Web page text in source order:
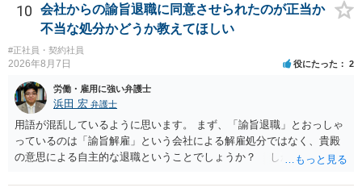
10
会社からの諭旨退職に同意させられたのが正当か
不当な処分かどうか教えてほしい
#正社員・契約社員
2026年8月7日 役にたった 2
労働・雇用に強い弁護士
浜田 宏 弁護士
用語が混乱しているように思います。 まず、「諭旨退職」とおっしゃ
っているのは「諭旨解雇」という会社による解雇処分ではなく、貴殿
の意思による自主的な退職ということでしょうか？ しかし、記載さ
す。 その場合、解雇には客観的で合理的な理由が必要であり、かつ